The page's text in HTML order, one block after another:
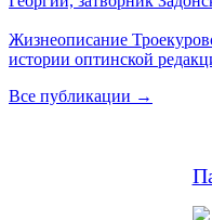
Жизнеописание
истории оптинской
Все публикации →